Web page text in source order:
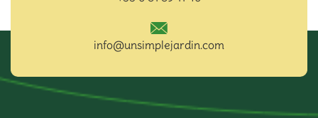
info@unsimplejardin.com